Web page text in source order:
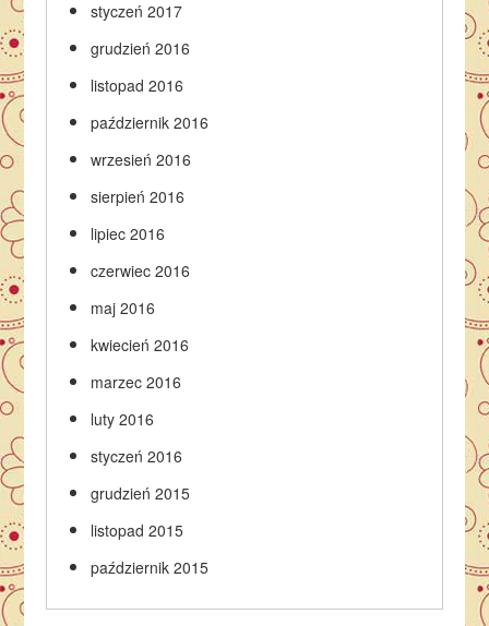
styczeń 2017
grudzień 2016
listopad 2016
październik 2016
wrzesień 2016
sierpień 2016
lipiec 2016
czerwiec 2016
maj 2016
kwiecień 2016
marzec 2016
luty 2016
styczeń 2016
grudzień 2015
listopad 2015
październik 2015